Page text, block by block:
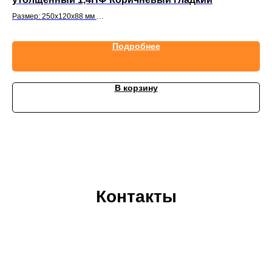
Размер: 250х120х88 мм
Подробнее
В корзину
Контакты